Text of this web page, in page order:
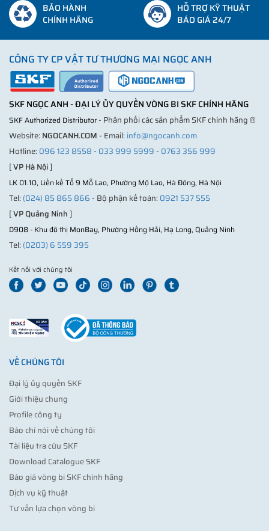
BẢO HÀNH
CHÍNH HÃNG
HỖ TRỢ KỸ THUẬT
BÁO GIÁ 24/7
CÔNG TY CP VẬT TƯ THƯƠNG MẠI NGỌC ANH
SKF NGỌC ANH - ĐẠI LÝ ỦY QUYỀN VÒNG BI SKF CHÍNH HÃNG
SKF Authorized Distributor- Phân phối các sản phẩm SKF chính hãng ®
Website: NGOCANH.COM- Email: info@ngocanh.com
Hotline: 096 123 8558- 033 999 5999- 0763 356 999
[VP Hà Nội]
LK 01.10, Liền kề Tổ 9 Mỗ Lao, Phường Mộ Lao, Hà Đông, Hà Nội
Tel: (024) 85 865 866- Bộ phận kế toán: 0921 537 555
[VP Quảng Ninh]
D908 - Khu đô thị MonBay, Phường Hồng Hải, Hạ Long, Quảng Ninh
Tel: (0203) 6 559 395
Kết nối với chúng tôi
VỀ CHÚNG TÔI
Đại lý ủy quyền SKF
Giới thiệu chung
Profile công ty
Báo chí nói về chúng tôi
Tài liệu tra cứu SKF
Download Catalogue SKF
Báo giá vòng bi SKF chính hãng
Dịch vụ kỹ thuật
Tư vấn lựa chọn vòng bi